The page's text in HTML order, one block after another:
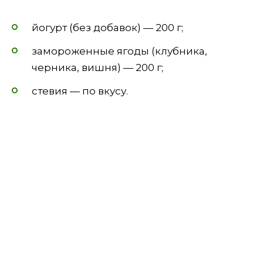
йогурт (без добавок) — 200 г;
замороженные ягоды (клубника,
черника, вишня) — 200 г;
стевия — по вкусу.